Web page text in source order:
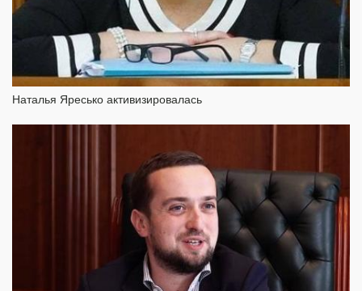
Наталья Яресько активизировалась